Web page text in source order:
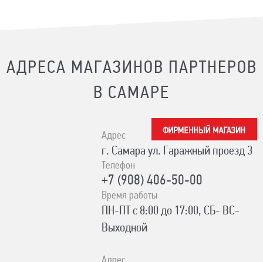
АДРЕСА МАГАЗИНОВ ПАРТНЕРОВ
В САМАРЕ
Адрес
г. Самара ул. Гаражный проезд 3
Телефон
+7 (908) 406-50-00
Время работы
ПН-ПТ с 8:00 до 17:00, СБ- ВС-
Выходной